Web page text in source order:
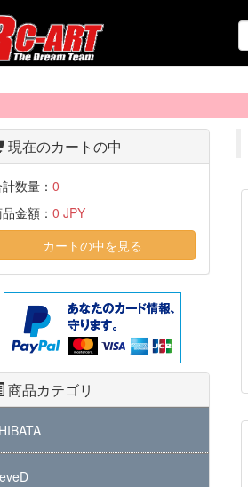
現在のカートの中
数量： 0
金額： 0 JPY
カートの中を見る
商品カテゴリ